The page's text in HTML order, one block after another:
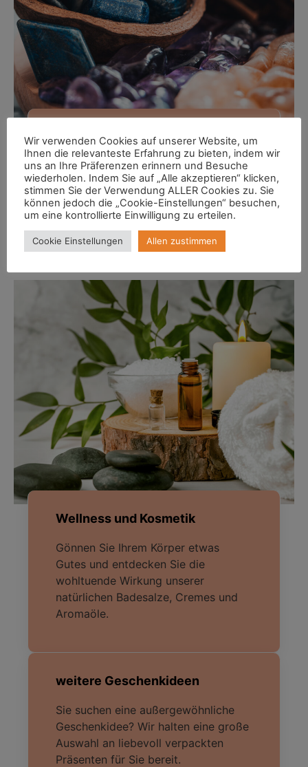
Schmuck und
Wasserenergetisierung
In unserem Laden finden Sie hübsche
Ketten sowie Produkte zur Wasser
Energetisierung.
Wellness und Kosmetik
Gönnen Sie Ihrem Körper etwas
Gutes und entdecken Sie die
wohltuende Wirkung unserer
natürlichen Badesalze, Cremes und
Aromaöle.
weitere Geschenkideen
Sie suchen eine außergewöhnliche
Geschenkidee? Wir halten eine große
Auswahl an liebevoll verpackten
Präsenten für Sie bereit.
Wir verwenden Cookies auf unserer Website, um
Ihnen die relevanteste Erfahrung zu bieten, indem wir
uns an Ihre Präferenzen erinnern und Besuche
wiederholen. Indem Sie auf „Alle akzeptieren“ klicken,
stimmen Sie der Verwendung ALLER Cookies zu. Sie
können jedoch die „Cookie-Einstellungen“ besuchen,
um eine kontrollierte Einwilligung zu erteilen.
Cookie Einstellungen Allen zustimmen